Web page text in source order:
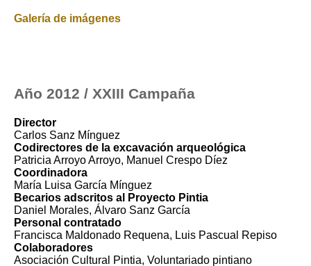
Galería de imágenes
Año 2012 / XXIII Campaña
Director
Carlos Sanz Mínguez
Codirectores de la excavación arqueológica
Patricia Arroyo Arroyo, Manuel Crespo Díez
Coordinadora
María Luisa García Mínguez
Becarios adscritos al Proyecto Pintia
Daniel Morales, Álvaro Sanz García
Personal contratado
Francisca Maldonado Requena, Luis Pascual Repiso
Colaboradores
Asociación Cultural Pintia, Voluntariado pintiano